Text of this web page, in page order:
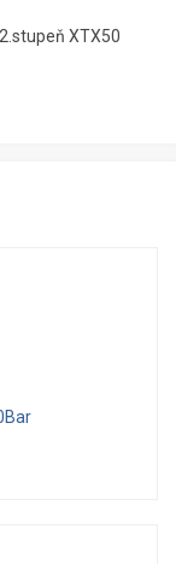
XTX50